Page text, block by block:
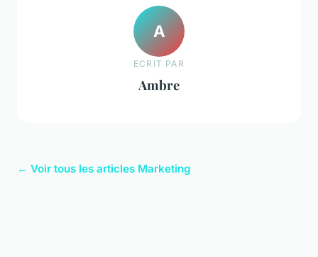
A
ECRIT PAR
Ambre
← Voir tous les articles Marketing